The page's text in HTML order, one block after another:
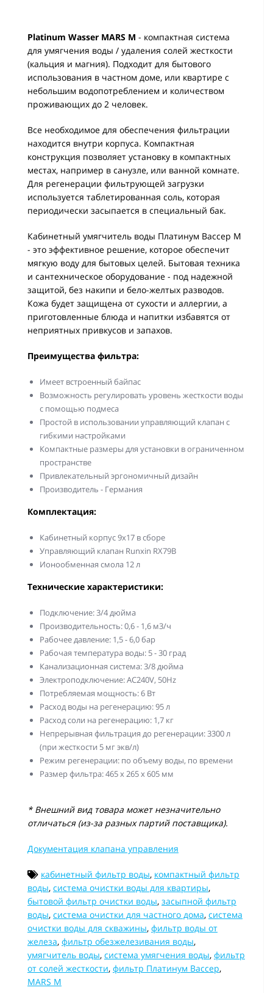
Platinum Wasser MARS M - компактная система
для умягчения воды / удаления солей жесткости
(кальция и магния). Подходит для бытового
использования в частном доме, или квартире с
небольшим водопотреблением и количеством
проживающих до 2 человек.
Все необходимое для обеспечения фильтрации
находится внутри корпуса. Компактная
конструкция позволяет установку в компактных
местах, например в санузле, или ванной комнате.
Для регенерации фильтрующей загрузки
используется таблетированная соль, которая
периодически засыпается в специальный бак.
Кабинетный умягчитель воды Платинум Вассер M
- это эффективное решение, которое обеспечит
мягкую воду для бытовых целей. Бытовая техника
и сантехническое оборудование - под надежной
защитой, без накипи и бело-желтых разводов.
Кожа будет защищена от сухости и аллергии, а
приготовленные блюда и напитки избавятся от
неприятных привкусов и запахов.
Преимущества фильтра:
Имеет встроенный байпас
Возможность регулировать уровень жесткости воды
с помощью подмеса
Простой в использовании управляющий клапан с
гибкими настройками
Компактные размеры для установки в ограниченном
пространстве
Привлекательный эргономичный дизайн
Производитель - Германия
Комплектация:
Кабинетный корпус 9x17 в сборе
Управляющий клапан Runxin RX79B
Ионообменная смола 12 л
Технические характеристики:
Подключение: 3/4 дюйма
Производительность: 0,6 - 1,6 м3/ч
Рабочее давление: 1,5 - 6,0 бар
Рабочая температура воды: 5 - 30 град
Канализационная система: 3/8 дюйма
Электроподключение: AC240V, 50Hz
Потребляемая мощность: 6 Вт
Расход воды на регенерацию: 95 л
Расход соли на регенерацию: 1,7 кг
Непрерывная фильтрация до регенерации: 3300 л
(при жесткости 5 мг экв/л)
Режим регенерации: по объему воды, по времени
Размер фильтра: 465 х 265 х 605 мм
* Внешний вид товара может незначительно
отличаться (из-за разных партий поставщика).
Документация клапана управления
кабинетный фильтр воды, компактный фильтр
воды, система очистки воды для квартиры,
бытовой фильтр очистки воды, засыпной фильтр
воды, система очистки для частного дома, система
очистки воды для скважины, фильтр воды от
железа, фильтр обезжелезивания воды,
умягчитель воды, система умягчения воды, фильтр
от солей жесткости, фильтр Платинум Вассер,
MARS M